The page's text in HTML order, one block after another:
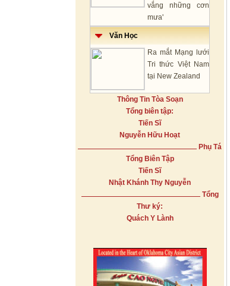
vắng những cơn
mưa'
Văn Học
Ra mắt Mạng lưới
Tri thức Việt Nam
tại New Zealand
Thông Tin Tòa Soạn
Tổng biên tập:
Tiến Sĩ
Nguyễn Hữu Hoạt
Phụ Tá
Tổng Biên Tập
Tiến Sĩ
Nhật Khánh Thy Nguyễn
Tổng
Thư ký:
Quách Y Lành